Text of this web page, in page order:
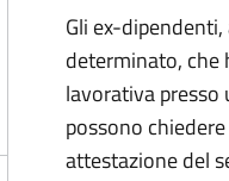
Gli ex-
determinato, che
lavorativa
possono
attestazione del